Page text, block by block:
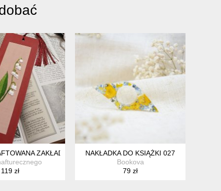
ZAKŁADKA W KOLORZE CZERWONYM Z GAŁĄZKĄ
119 zł
NAKŁADKA DO KSIĄŻKI 027
Bookova
79 zł